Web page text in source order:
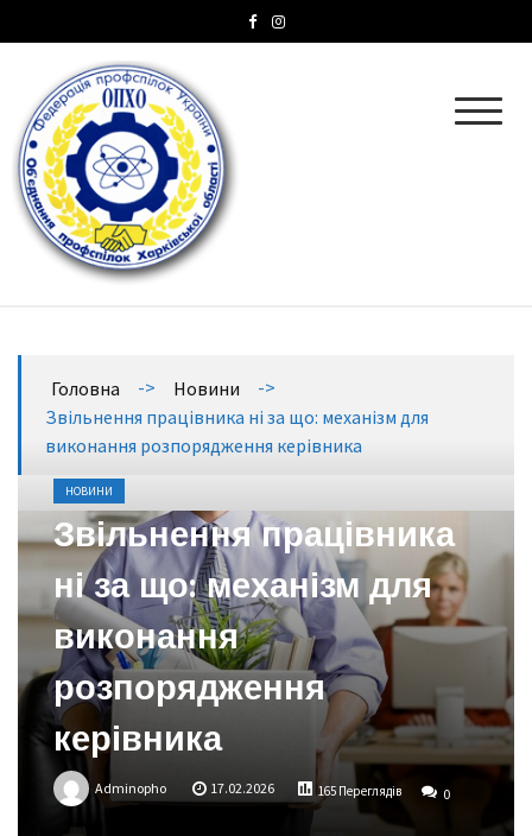
Головна -> Новини
->
Звільнення працівника ні за що: механізм для
виконання розпорядження керівника
НОВИНИ
Звільнення працівника
ні за що: механізм для
виконання
розпорядження
керівника
Adminopho 17.02.2026 165 Переглядів 0